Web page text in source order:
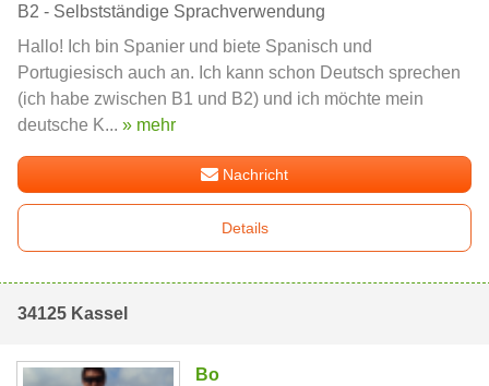
B2 - Selbstständige Sprachverwendung
Hallo! Ich bin Spanier und biete Spanisch und
Portugiesisch auch an. Ich kann schon Deutsch sprechen
(ich habe zwischen B1 und B2) und ich möchte mein
deutsche K... » mehr
Nachricht
Details
34125 Kassel
Bo